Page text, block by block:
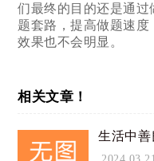
们最终的目的还是通
题套路，提高做题速
效果也不会明显。
相关文章！
生活中